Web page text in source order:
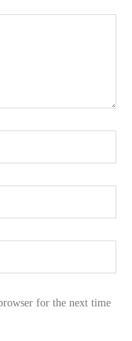
for the next time